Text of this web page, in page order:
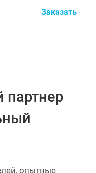
Заказать
партнер
опытные